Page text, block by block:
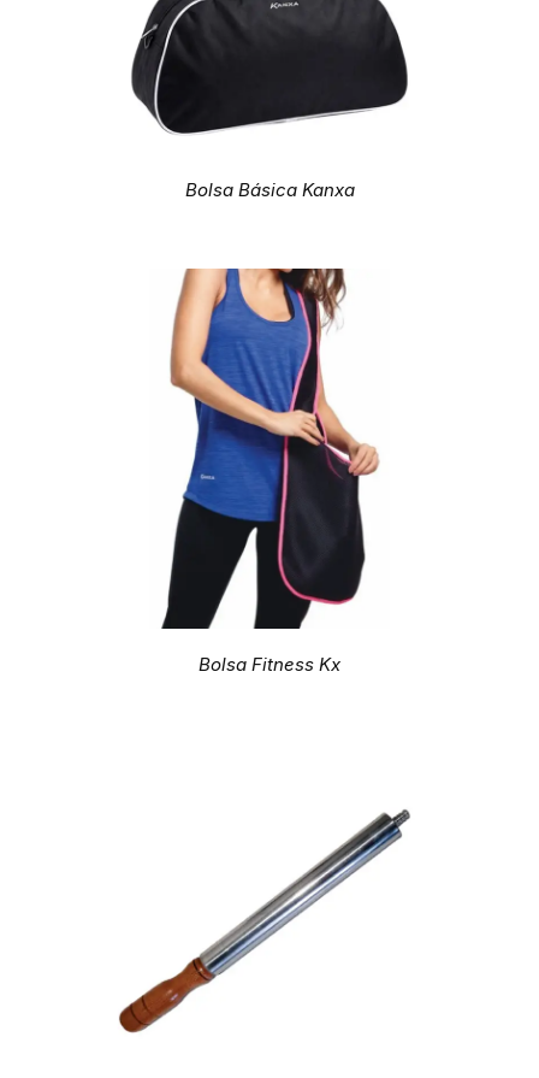
Bolsa Básica Kanxa
Bolsa Fitness Kx